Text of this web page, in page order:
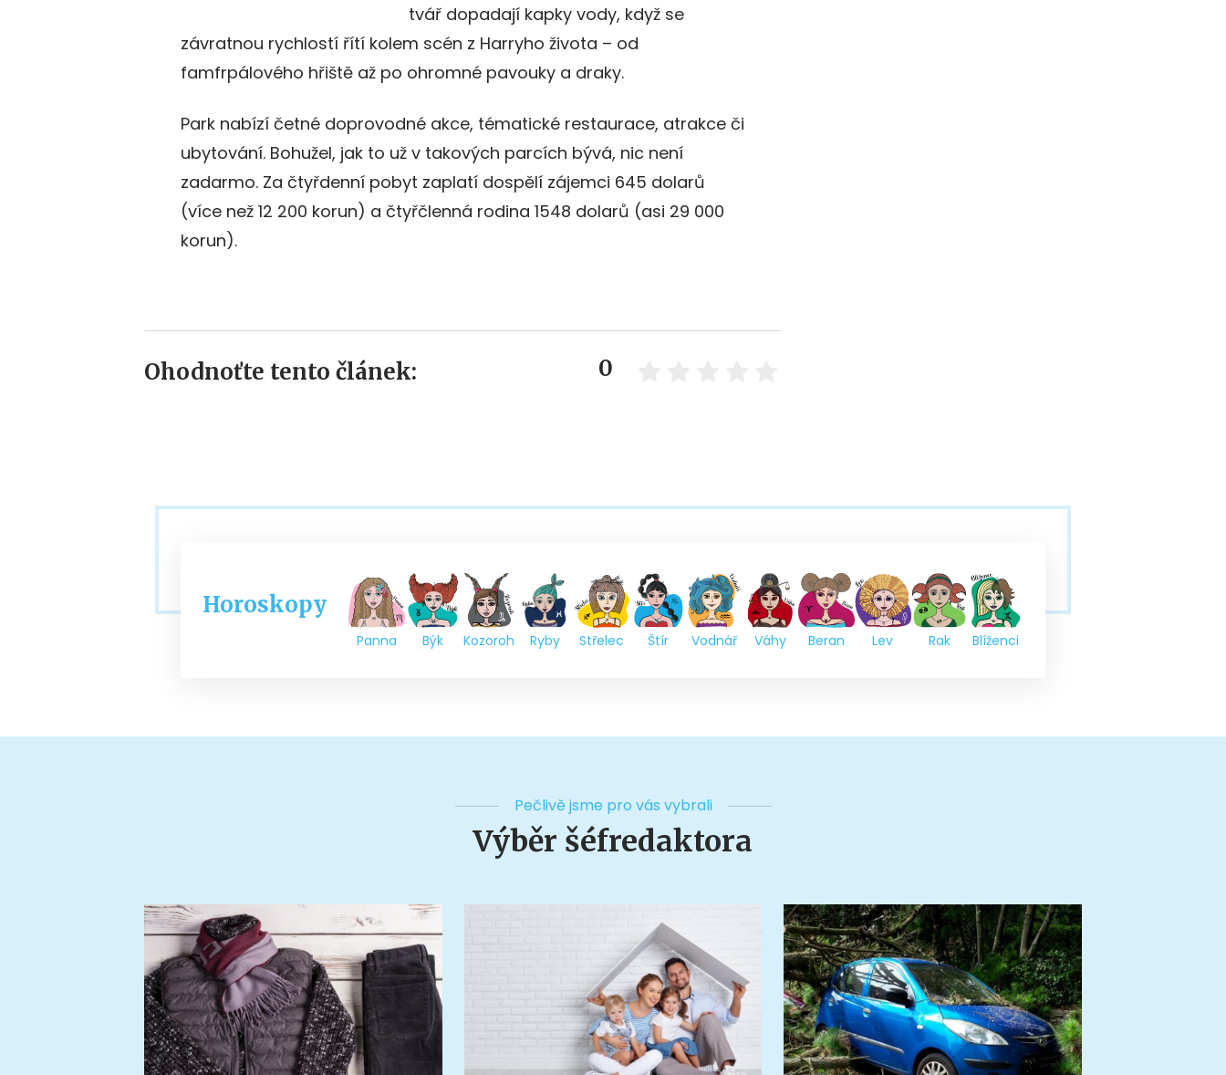
tvář dopadají kapky vody, když se
závratnou rychlostí řítí kolem scén z Harryho života – od
famfrpálového hřiště až po ohromné pavouky a draky.
Park nabízí četné doprovodné akce, tématické restaurace, atrakce či
ubytování. Bohužel, jak to už v takových parcích bývá, nic není
zadarmo. Za čtyřdenní pobyt zaplatí dospělí zájemci 645 dolarů
(více než 12 200 korun) a čtyřčlenná rodina 1548 dolarů (asi 29 000
korun).
Ohodnoťte tento článek: 0
Horoskopy
Panna Býk Kozoroh Ryby Střelec Štír Vodnář Váhy Beran Lev Rak Blíženci
Pečlivě jsme pro vás vybrali
Výběr šéfredaktora